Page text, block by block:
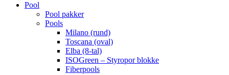
Pool
Pool pakker
Pools
Milano (rund)
Toscana (oval)
Elba (8-tal)
ISOGreen – Styropor blokke
Fiberpools